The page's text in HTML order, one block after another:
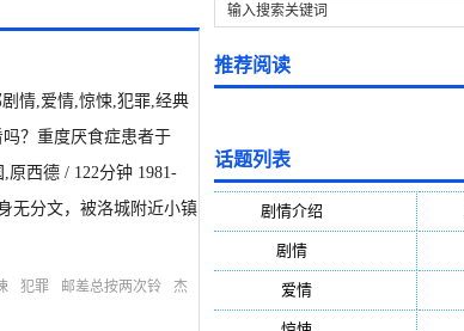
情,爱情,惊悚,犯罪,经典
吗？重度厌食症患者于
原西德 / 122分钟 1981-
无分文，被洛城附近小镇
犯罪 邮差总按两次铃
杰
推荐阅读
话题列表
剧情介绍
剧情
爱情(887)